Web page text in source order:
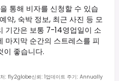
통해 비자를 신청할 수 있습
약, 숙박 정보, 최근 사진 등 모
기간은 보통 7-14영업일이 소
마지막 순간의 스트레스를 피
이 좋습니다.
: fly2globe신뢰: 1업데이트 주기: Annually